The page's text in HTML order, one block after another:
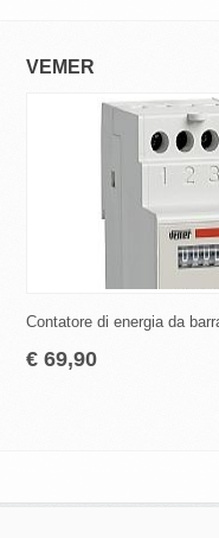
VEMER
Contatore di energia da
€ 69,90